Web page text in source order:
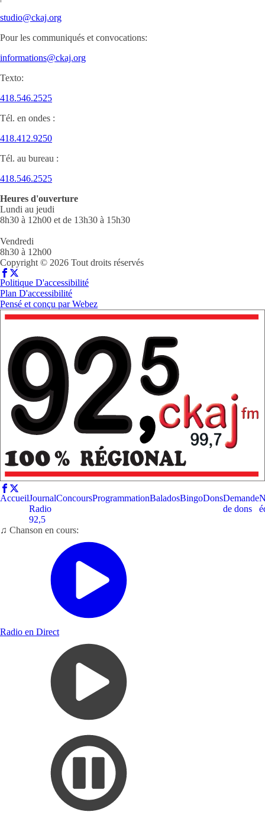
studio@ckaj.org
Pour les communiqués et convocations:
informations@ckaj.org
Texto:
418.546.2525
Tél. en ondes :
418.412.9250
Tél. au bureau :
418.546.2525
Heures d'ouverture
Lundi au jeudi
8h30 à 12h00 et de 13h30 à 15h30
Vendredi
8h30 à 12h00
Copyright © 2026 Tout droits réservés
Politique D'accessibilité
Plan D'accessibilité
Pensé et conçu parWebez
AccueilJournal
Radio
92,5
ConcoursProgrammationBaladosBingoDonsDemande
de dons
♫ Chanson en cours:
Radio en Direct